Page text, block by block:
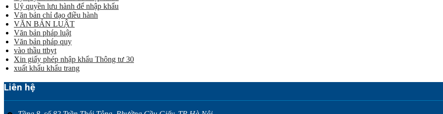
Uỷ quyền lưu hành để nhập khẩu
Văn bản chỉ đạo điều hành
VĂN BẢN LUẬT
Văn bản pháp luật
Văn bản pháp quy
vào thầu ttbyt
Xin giấy phép nhập khẩu Thông tư 30
xuất khẩu khẩu trang
Liên hệ